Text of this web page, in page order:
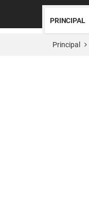
PRINCIPAL
Principal